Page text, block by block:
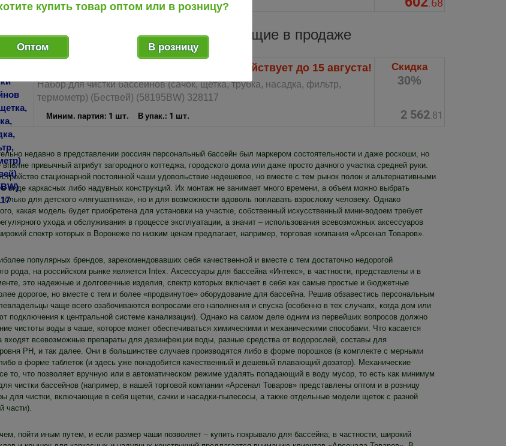
Товары, временно отсутствующие в продаже
Акция! Действует до 15 августа!
Набор для чистки бассейнов (сачок, щетка, трубка, насадка, фильтр,
термометр) (Бествей) (58195BW) 328117
Миним. партия: 1 шт. В упак.: 1 шт.
Скидка
30%
2 562.81
недавно в представлении россиян персональный бассейн был маркером состоятельности и даже роскоши, но
привычный атрибут загородного коттеджа, городского дома или даже просто дачного участка средней руки.
стационарной постоянной чаши удовольствие недешевое, но вместе с тем рынок полон и альтернативными
виде каркасных либо надувных конструкций. Их монтаж не занимает много времени, а объем можно выбрать
для детского «лягушатника», но и для возможности вдоволь поплавать взрослому человеку. Однако
какая модель будет приобретена для установки на участке, собственный искусственный мини-водоем требует
ухода и обслуживания в процессе эксплуатации, а значит – использования всевозможных аксессуаров
спектр которых в Воронеже по низким ценам предлагает, например, торговая компания «Арсенал Товаров».
популярных брендов, зарекомендовавших себя качественной и вместе с тем достаточно недорогой
рода, на российском рынке является Intex. Аксессуары для бассейна «Интекс», в частности, представлены и в
это надежные и долговечные изделия, спектр которых включает в себя как самые простые и бюджетные
дорогое, но вместе с тем и более «продвинутое» оборудование для бассейна. Решив обзавестись персональным
чаще всего озабочиваются вопросами его наполнения и спуска (особенно в тех случаях, когда дом или
подключения к центральной системе канализации). Однако на самом деле одним из первейших вопросов должно
чистоты воды в чаше, которое может обеспечиваться химическими и механическими способами. Что касается
входят всевозможные препараты для дезинфекции воды, разные средства от водорослей, составы для
PH, и так далее. Они в большинстве случаев производятся либо в форме порошков (в комплекте с мерными
в форме таблеток (и здесь уже понадобится качественный и дешевый плавающий дозатор). Механические
то, что позволяет вручную или в автоматическом режиме удалять попадающий в воду мусор, то есть как минимум
чистки бассейнов (например, в нашей торговой компании «Арсенал Товаров» представлены оптом и в розницу
для чистки, включающие в себя щетки, сачки и насадки-пылесосы, а также отдельные модели щеток с разной
части).
пойти иным путем, и если размер чаши позволяет – купить покрывало для бассейна; в частности, широкий
купить товар оптом или в розницу?
Оптом В розницу